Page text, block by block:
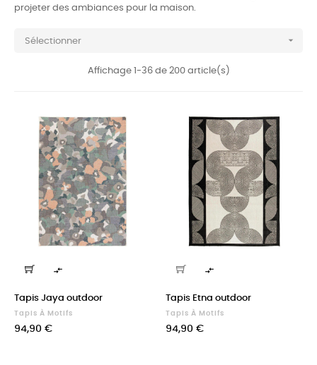
projeter des ambiances pour la maison.
Sélectionner 
Affichage 1-36 de 200 article(s)

Tapis Jaya outdoor
Tapis À Motifs
Prix
94,90 €

Tapis Etna outdoor
Tapis À Motifs
Prix
94,90 €